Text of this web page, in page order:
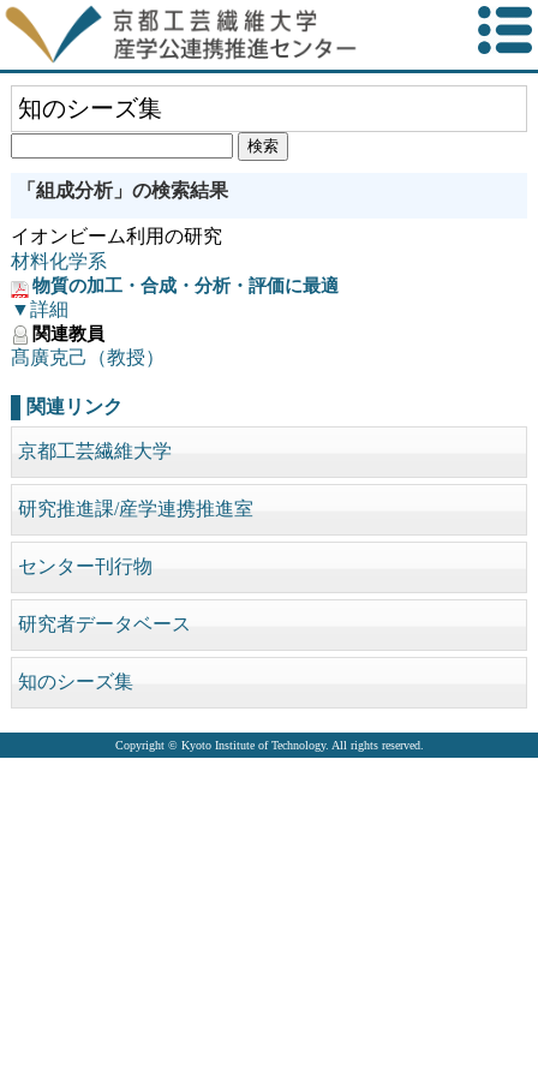
知のシーズ集
「組成分析」の検索結果
イオンビーム利用の研究
材料化学系
物質の加工・合成・分析・評価に最適
▼詳細
関連教員
髙廣克己（教授）
関連リンク
京都工芸繊維大学
研究推進課/産学連携推進室
センター刊行物
研究者データベース
知のシーズ集
Copyright © Kyoto Institute of Technology. All rights reserved.